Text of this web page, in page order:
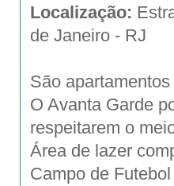
Localização:
de Janeiro - RJ
São
O Avanta Garde
respeitarem o
Área de lazer
Campo de